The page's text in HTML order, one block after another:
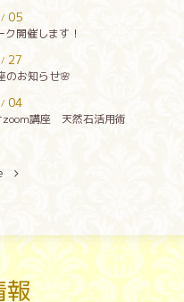
/ 05
開催します！
/ 27
のお知らせ🌸
/ 04
講座 天然石活用術
報